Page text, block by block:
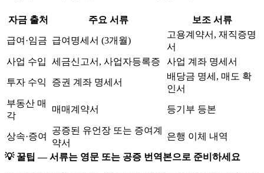
자금 출처 주요 서류 보조 서류
급여·임금 급여명세서 (3개월)
고용계약서, 재직증명
서
사업 수입
세금신고서, 사업자등록증 사업 계좌 명세서
투자 수익 증권 계좌 명세서
배당금 명세, 매도 확
인서
부동산 매
각
매매계약서 등기부 등본
상속·증여
공증된 유언장 또는 증여계
약서
은행 이체 내역
💡 꿀팁 — 서류는 영문 또는 공증 번역본으로 준비하세요